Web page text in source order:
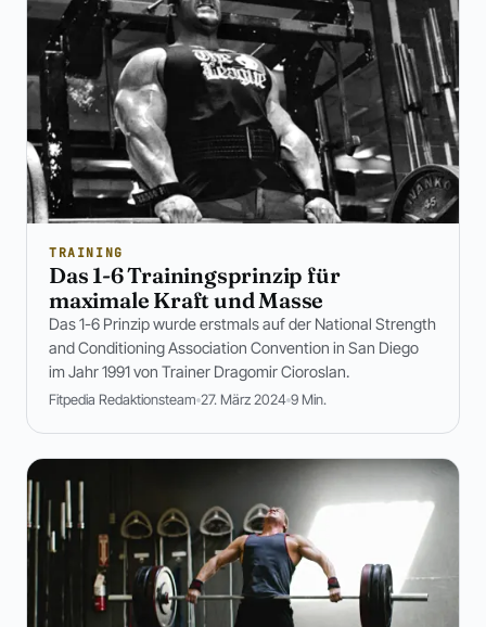
TRAINING
Das 1-6 Trainingsprinzip für
maximale Kraft und Masse
Das 1-6 Prinzip wurde erstmals auf der National Strength
and Conditioning Association Convention in San Diego
im Jahr 1991 von Trainer Dragomir Cioroslan.
Fitpedia Redaktionsteam 27. März 2024 9 Min.